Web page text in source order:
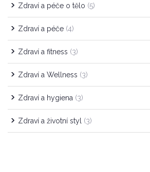
Zdraví a péče o tělo (5)
Zdraví a péče (4)
Zdraví a fitness (3)
Zdraví a Wellness (3)
Zdraví a hygiena (3)
Zdraví a životní styl (3)